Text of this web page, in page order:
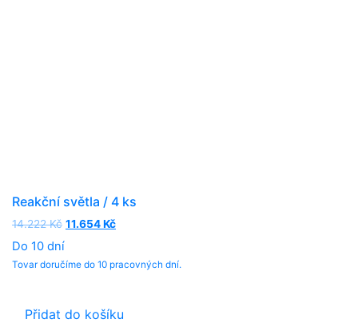
Reakční světla / 4 ks
14.222Kč Original
14.222 Kč.
11.654Kč
11.654 Kč.
Do 10 dní
Tovar doručíme do 10 pracovných dní.
Přidat do košíku